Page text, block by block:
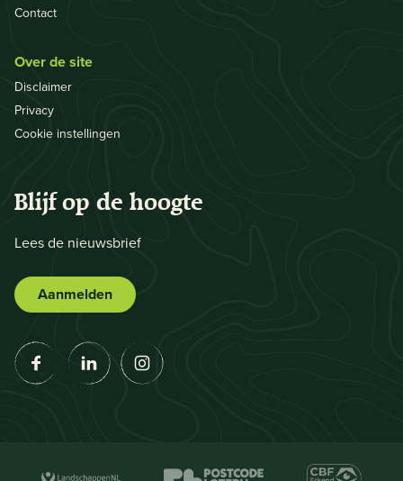
Contact
Over de site
Disclaimer
Privacy
Cookie instellingen
Blijf op de hoogte
Lees de nieuwsbrief
Aanmelden